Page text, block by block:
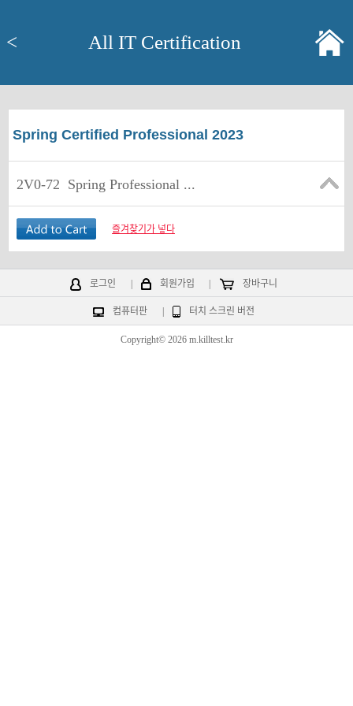
< All IT Certification
Spring Certified Professional 2023
2V0-72 Spring Professional ...
즐겨찾기가 넣다
로그인 회원가입 장바구니
컴퓨터판 터치 스크린 버전
Copyright© 2026 m.killtest.kr